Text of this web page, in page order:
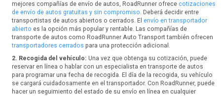
mejores compañías de envío de autos, RoadRunner ofrece cotizaciones
de envío de autos gratuitas y sin compromiso. Deberá decidir entre
transportistas de autos abiertos o cerrados. El envío en transportador
abierto es la opción más popular y rentable. Las compañías de
transporte de autos como RoadRunner Auto Transport también ofrecen
transportadores cerrados para una protección adicional.
2. Recogida del vehículo: Una vez que obtenga su cotización, puede
reservar en línea o hablar con un especialista en transporte de autos
para programar una fecha de recogida. El día de la recogida, su vehículo
se cargará cuidadosamente en el transportador. Con RoadRunner, puede
hacer un seguimiento del estado de su envío en línea en cualquier